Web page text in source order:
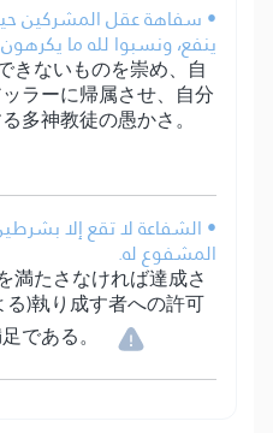
• سفاهة عقل المشركين
ينفع، ونسبوا لله ما
きないものを崇め、自
ラーに帰属させ、自分
多神教徒の愚かさ。
• الشفاعة لا تقع إلا
المشفوع له.
満たさなければ達成さ
)執り成す者への許可
である。